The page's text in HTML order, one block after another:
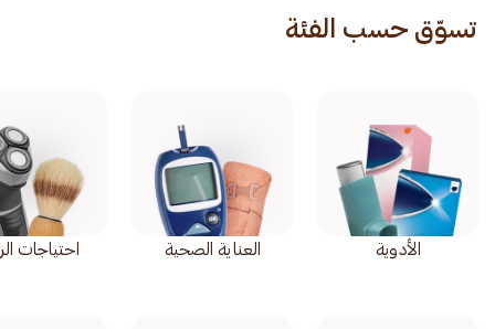
تسوّق حسب الفئة
الأدوية العناية الصحية احتياجات